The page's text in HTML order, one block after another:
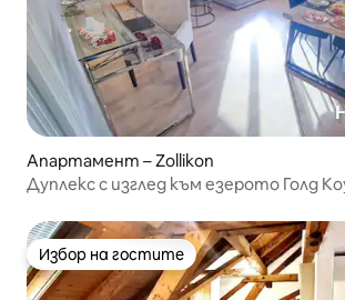
Апартамент – Zollikon
Дуплекс с изглед към езерото Голд
Избор на гостите
Избор на гостите